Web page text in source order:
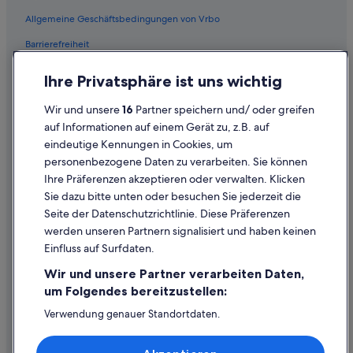
Flüge von Kopenhagen (CPH) nach Wien (VIE)
Flüge von Cincinnati (CVG) nach Wien (VIE)
Flüge von Dhaka (DAC) nach Wien (VIE)
Flüge von Debrecen (DEB) nach Wien (VIE)
Flüge von Düsseldorf (DUS) nach Wien (VIE)
Flüge von Dubai (DXB) nach Wien (VIE)
Flüge von San Sebastián (EAS) nach Wien (VIE)
Flüge von Esbjerg (EBJ) nach Wien (VIE)
Flüge von East Midlands (EMA) nach Wien (VIE)
Flüge von Ankara (ESB) nach Wien (VIE)
Flüge von Fès (FEZ) nach Wien (VIE)
Flüge von Neubrandenburg (FNB) nach Wien (VIE)
Allgemeine Geschäftsbedingungen von Vrbo
Barrierefreiheit
Rechtliche Hinweise/Kontakt
Inhaltsrichtlinien und Melden von Inhalten
Hilfe
Hilfe
Rückerstattungsprozess und Zeitrahmen
Buchen Sie einen Flug mit einer Gutschrift bei der Fluggesellschaft
Internationale Reisedokumente
Ihre Privatsphäre ist uns wichtig
Wir und unsere16 Partner speichern und/ oder greifen
auf Informationen auf einem Gerät zu, z.B. auf
eindeutige Kennungen in Cookies, um
personenbezogene Daten zu verarbeiten. Sie können
Ihre Präferenzen akzeptieren oder verwalten. Klicken
Sie dazu bitte unten oder besuchen Sie jederzeit die
Seite der Datenschutzrichtlinie. Diese Präferenzen
werden unseren Partnern signalisiert und haben keinen
Einfluss auf Surfdaten.
Wir und unsere Partner verarbeiten Daten,
um Folgendes bereitzustellen:
Verwendung genauer Standortdaten.
Speichern von oder Zugriff auf Informationen auf einem